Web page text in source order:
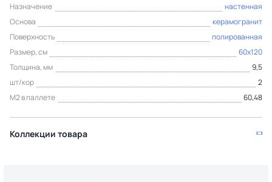
Назначение
настенная
Основа
керамогранит
Поверхность
полированная
Размер, см
60x120
Толщина, мм
9,5
шт/кор
2
М2 в паллете
60,48
Коллекции товара